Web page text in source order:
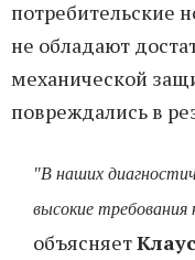
потребительские
не обладают
механической
повреждались в
"В наших
высокие
объясняет